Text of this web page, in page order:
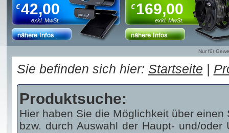
42,00
€
exkl. MwSt.
169,00
€
exkl. MwSt.
Nur für
Sie befinden sich hier: Startseite |
Produktsuche:
Hier haben Sie die Möglichkeit über
bzw. durch Auswahl der Haupt- und/